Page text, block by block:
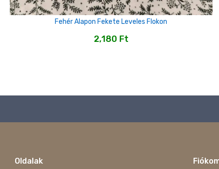
Fehér Alapon Fekete Leveles Flokon
2,180 Ft
Oldalak